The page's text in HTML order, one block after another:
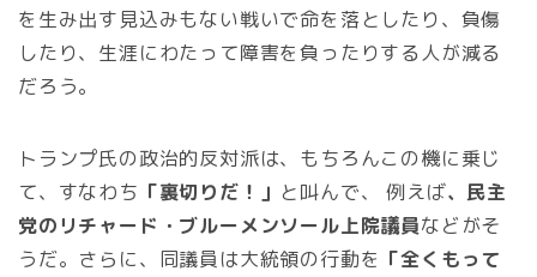
を生み出す見込みもない戦いで命を落としたり、負傷
したり、生涯にわたって障害を負ったりする人が減る
だろう。
トランプ氏の政治的反対派は、もちろんこの機に乗じ
て、すなわち 「裏切りだ！」 と叫んで、 例えば、民主
党のリチャード・ブルーメンソール上院議員などがそ
うだ。さらに、同議員は大統領の行動を 「全くもって